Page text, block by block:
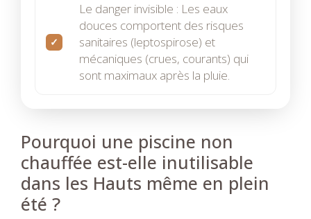
Le danger invisible : Les eaux
douces comportent des risques
sanitaires (leptospirose) et
mécaniques (crues, courants) qui
sont maximaux après la pluie.
Pourquoi une piscine non
chauffée est-elle inutilisable
dans les Hauts même en plein
été ?